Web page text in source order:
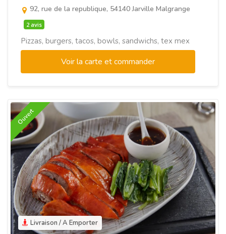
92, rue de la republique, 54140 Jarville Malgrange
2 avis
Pizzas, burgers, tacos, bowls, sandwichs, tex mex
Voir la carte et commander
Livraison / A Emporter
Ouvert